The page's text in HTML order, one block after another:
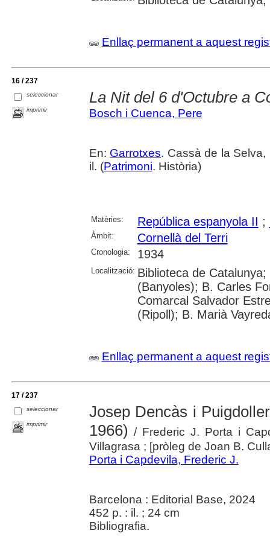
Enllaç permanent a aquest
16 / 237
seleccionar
imprimir
La Nit del 6 d'Octubre a
Bosch i Cuenca, Pere
En: Garrotxes. Cassà de la Selva,
il. (Patrimoni. Història)
Matèries: República espanyola II ;
Àmbit: Cornellà del Terri
Cronologia: 1934
Localització: Biblioteca de
(Banyoles); B. Carles
Comarcal Salvador
(Ripoll); B. Marià
Enllaç permanent a aquest
17 / 237
seleccionar
imprimir
Josep Dencàs i
1966) / Frederic J. Porta i
Villagrasa ; [pròleg de Joan B.
Porta i Capdevila, Frederic J.
Barcelona : Editorial Base, 2024
452 p. : il. ; 24 cm
Bibliografia.